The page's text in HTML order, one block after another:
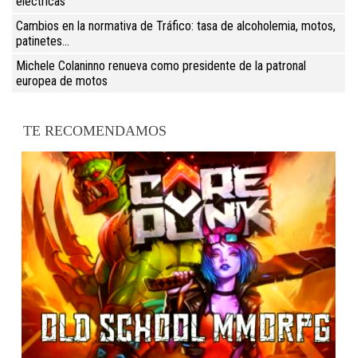
Cambios en la normativa de Tráfico: tasa de alcoholemia, motos,
patinetes...
Michele Colaninno renueva como presidente de la patronal
europea de motos
TE RECOMENDAMOS